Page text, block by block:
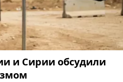
и Сирии обсудили